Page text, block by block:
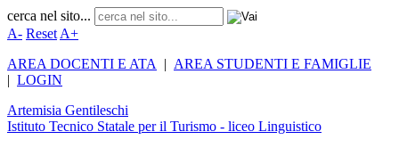
cerca nel sito...
A- Reset A+
AREA DOCENTI E ATA
| AREA STUDENTI E FAMIGLIE
| LOGIN
Artemisia Gentileschi
Istituto Tecnico Statale per il Turismo - liceo Linguistico